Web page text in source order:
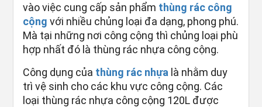
vào việc cung cấp sản phẩm thùng rác công
cộng với nhiều chủng loại đa dạng, phong phú.
Mà tại những nơi công cộng thì chủng loại phù
hợp nhất đó là thùng rác nhựa công cộng.
Công dụng của thùng rác nhựa là nhằm duy
trì vệ sinh cho các khu vực công cộng. Các
loại thùng rác nhựa công cộng 120L được